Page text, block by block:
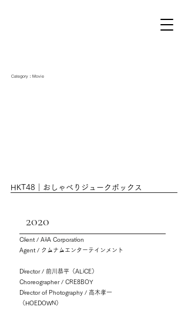
Category：Movie
HKT48｜おしゃべりジュークボックス
2020
Client / AiiA Corporation
Agent / クムナムエンターテインメント
Director / 前川恭平（ALiCE）
Choreographer / CRE8BOY
Director of Photography / 高木孝一
（HOEDOWN）